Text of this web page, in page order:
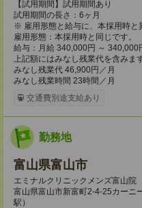
【試用期間】試用期間あり
試用期間の長さ：6ヶ月
※ 雇用形態と給与に、本採用時と
雇用形態：本採用時と同じです。
給与：月給 340,000円 ～ 340,000
上記額にはみなし残業代を含み
みなし残業代 46,900円／月
みなし残業時間 23時間／月
交通費別途支給あり
勤務地
富山県富山市
エミナルクリニックメンズ富山院
富山県富山市新富町2-4-25カーニ
駅）